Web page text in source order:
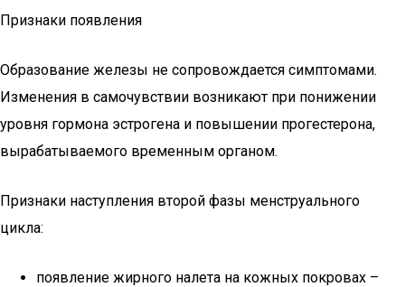
Признаки появления
Образование железы не сопровождается симптомами.
Изменения в самочувствии возникают при понижении
уровня гормона эстрогена и повышении прогестерона,
вырабатываемого временным органом.
Признаки наступления второй фазы менструального
цикла:
появление жирного налета на кожных покровах –